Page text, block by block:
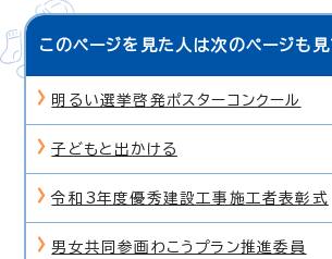
このページを見た人は次のページも
明るい選挙啓発ポスターコンクール
子どもと出かける
令和3年度優秀建設工事施工者表彰式
男女共同参画わこうプラン推進委員